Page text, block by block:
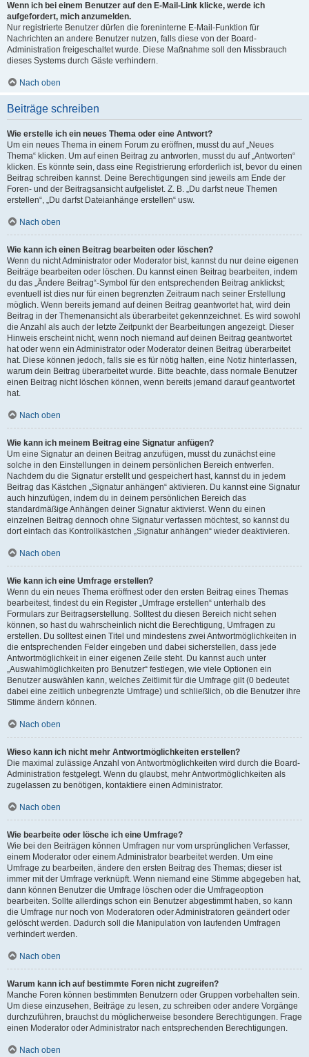
Wenn ich bei einem Benutzer auf den E-Mail-Link klicke, werde ich
aufgefordert, mich anzumelden.
Nur registrierte Benutzer dürfen die foreninterne E-Mail-Funktion für
Nachrichten an andere Benutzer nutzen, falls diese von der Board-
Administration freigeschaltet wurde. Diese Maßnahme soll den Missbrauch
dieses Systems durch Gäste verhindern.
Nach oben
Beiträge schreiben
Wie erstelle ich ein neues Thema oder eine Antwort?
Um ein neues Thema in einem Forum zu eröffnen, musst du auf „Neues
Thema“ klicken. Um auf einen Beitrag zu antworten, musst du auf „Antworten“
klicken. Es könnte sein, dass eine Registrierung erforderlich ist, bevor du einen
Beitrag schreiben kannst. Deine Berechtigungen sind jeweils am Ende der
Foren- und der Beitragsansicht aufgelistet. Z. B. „Du darfst neue Themen
erstellen“, „Du darfst Dateianhänge erstellen“ usw.
Nach oben
Wie kann ich einen Beitrag bearbeiten oder löschen?
Wenn du nicht Administrator oder Moderator bist, kannst du nur deine eigenen
Beiträge bearbeiten oder löschen. Du kannst einen Beitrag bearbeiten, indem
du das „Ändere Beitrag“-Symbol für den entsprechenden Beitrag anklickst;
eventuell ist dies nur für einen begrenzten Zeitraum nach seiner Erstellung
möglich. Wenn bereits jemand auf deinen Beitrag geantwortet hat, wird dein
Beitrag in der Themenansicht als überarbeitet gekennzeichnet. Es wird sowohl
die Anzahl als auch der letzte Zeitpunkt der Bearbeitungen angezeigt. Dieser
Hinweis erscheint nicht, wenn noch niemand auf deinen Beitrag geantwortet
hat oder wenn ein Administrator oder Moderator deinen Beitrag überarbeitet
hat. Diese können jedoch, falls sie es für nötig halten, eine Notiz hinterlassen,
warum dein Beitrag überarbeitet wurde. Bitte beachte, dass normale Benutzer
einen Beitrag nicht löschen können, wenn bereits jemand darauf geantwortet
hat.
Nach oben
Wie kann ich meinem Beitrag eine Signatur anfügen?
Um eine Signatur an deinen Beitrag anzufügen, musst du zunächst eine
solche in den Einstellungen in deinem persönlichen Bereich entwerfen.
Nachdem du die Signatur erstellt und gespeichert hast, kannst du in jedem
Beitrag das Kästchen „Signatur anhängen“ aktivieren. Du kannst eine Signatur
auch hinzufügen, indem du in deinem persönlichen Bereich das
standardmäßige Anhängen deiner Signatur aktivierst. Wenn du einen
einzelnen Beitrag dennoch ohne Signatur verfassen möchtest, so kannst du
dort einfach das Kontrollkästchen „Signatur anhängen“ wieder deaktivieren.
Nach oben
Wie kann ich eine Umfrage erstellen?
Wenn du ein neues Thema eröffnest oder den ersten Beitrag eines Themas
bearbeitest, findest du ein Register „Umfrage erstellen“ unterhalb des
Formulars zur Beitragserstellung. Solltest du diesen Bereich nicht sehen
können, so hast du wahrscheinlich nicht die Berechtigung, Umfragen zu
erstellen. Du solltest einen Titel und mindestens zwei Antwortmöglichkeiten in
die entsprechenden Felder eingeben und dabei sicherstellen, dass jede
Antwortmöglichkeit in einer eigenen Zeile steht. Du kannst auch unter
„Auswahlmöglichkeiten pro Benutzer“ festlegen, wie viele Optionen ein
Benutzer auswählen kann, welches Zeitlimit für die Umfrage gilt (0 bedeutet
dabei eine zeitlich unbegrenzte Umfrage) und schließlich, ob die Benutzer ihre
Stimme ändern können.
Nach oben
Wieso kann ich nicht mehr Antwortmöglichkeiten erstellen?
Die maximal zulässige Anzahl von Antwortmöglichkeiten wird durch die Board-
Administration festgelegt. Wenn du glaubst, mehr Antwortmöglichkeiten als
zugelassen zu benötigen, kontaktiere einen Administrator.
Nach oben
Wie bearbeite oder lösche ich eine Umfrage?
Wie bei den Beiträgen können Umfragen nur vom ursprünglichen Verfasser,
einem Moderator oder einem Administrator bearbeitet werden. Um eine
Umfrage zu bearbeiten, ändere den ersten Beitrag des Themas; dieser ist
immer mit der Umfrage verknüpft. Wenn niemand eine Stimme abgegeben hat,
dann können Benutzer die Umfrage löschen oder die Umfrageoption
bearbeiten. Sollte allerdings schon ein Benutzer abgestimmt haben, so kann
die Umfrage nur noch von Moderatoren oder Administratoren geändert oder
gelöscht werden. Dadurch soll die Manipulation von laufenden Umfragen
verhindert werden.
Nach oben
Warum kann ich auf bestimmte Foren nicht zugreifen?
Manche Foren können bestimmten Benutzern oder Gruppen vorbehalten sein.
Um diese einzusehen, Beiträge zu lesen, zu schreiben oder andere Vorgänge
durchzuführen, brauchst du möglicherweise besondere Berechtigungen. Frage
einen Moderator oder Administrator nach entsprechenden Berechtigungen.
Nach oben